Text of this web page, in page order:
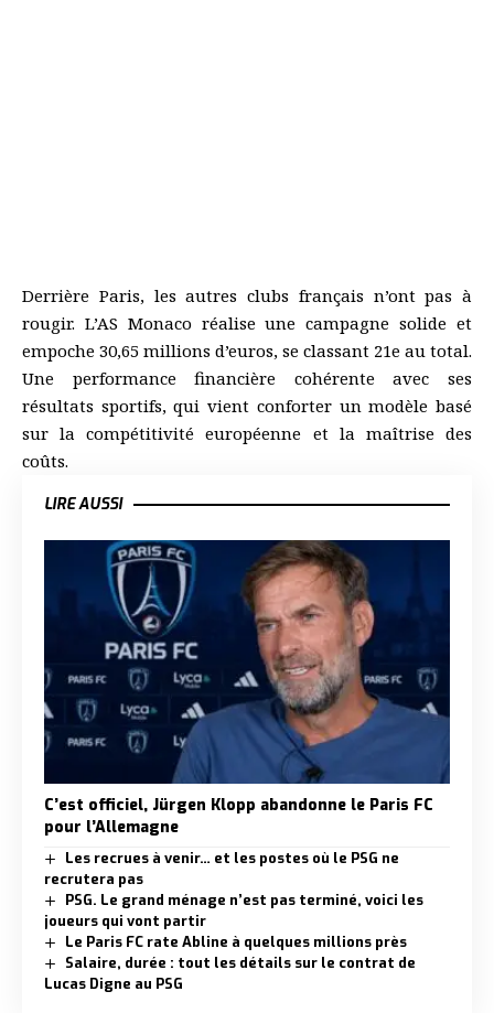
Derrière Paris, les autres clubs français n’ont pas à
rougir. L’AS Monaco réalise une campagne solide et
empoche 30,65 millions d’euros, se classant 21e au total.
Une performance financière cohérente avec ses
résultats sportifs, qui vient conforter un modèle basé
sur la compétitivité européenne et la maîtrise des
coûts.
LIRE AUSSI
C’est officiel, Jürgen Klopp abandonne le Paris FC
pour l’Allemagne
Les recrues à venir… et les postes où le PSG ne
recrutera pas
PSG. Le grand ménage n’est pas terminé, voici les
joueurs qui vont partir
Le Paris FC rate Abline à quelques millions près
Salaire, durée : tout les détails sur le contrat de
Lucas Digne au PSG